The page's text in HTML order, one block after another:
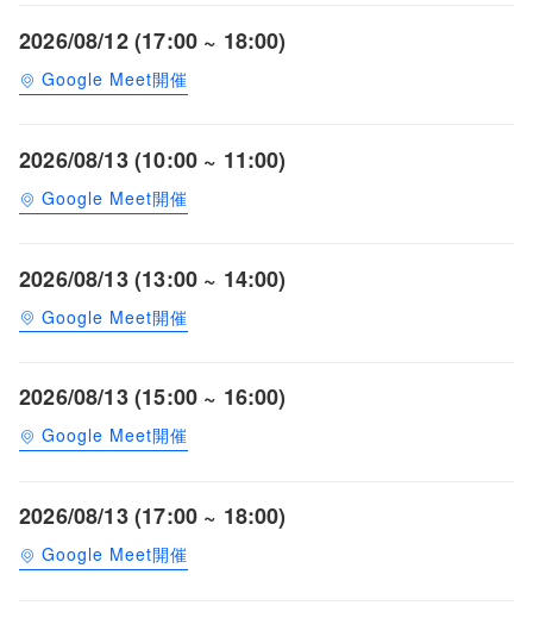
2026/08/12 (17:00 ~ 18:00)
Google Meet開催
2026/08/13 (10:00 ~ 11:00)
Google Meet開催
2026/08/13 (13:00 ~ 14:00)
Google Meet開催
2026/08/13 (15:00 ~ 16:00)
Google Meet開催
2026/08/13 (17:00 ~ 18:00)
Google Meet開催